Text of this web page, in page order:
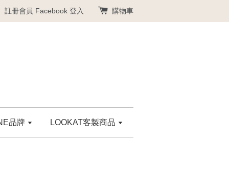
註冊會員 Facebook 登入 購物車
品牌 LOOKAT客製商品